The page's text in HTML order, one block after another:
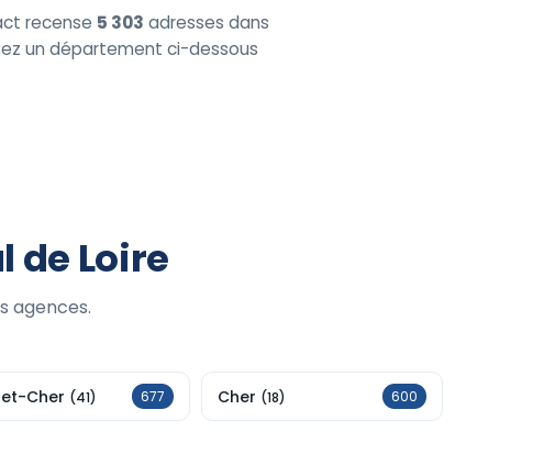
recense 5 303 adresses dans
un département ci-dessous
de Loire
agences.
Cher (41) 677 Cher (18) 600